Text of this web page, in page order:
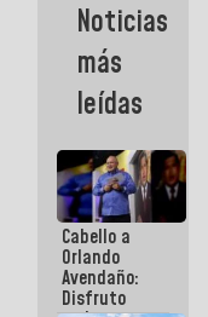
emprendedores
afectados
por
terremotos
Noticias
más
leídas
Cabello a
Orlando
Avendaño:
Disfruto